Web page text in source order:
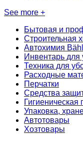
See more +
Бытовая и
Строительная
Автохимия
Инвентарь для
Техника для
Расходные
Перчатки
Средства
Гигиеническая
Упаковка,
Автотовары
Хозтовары